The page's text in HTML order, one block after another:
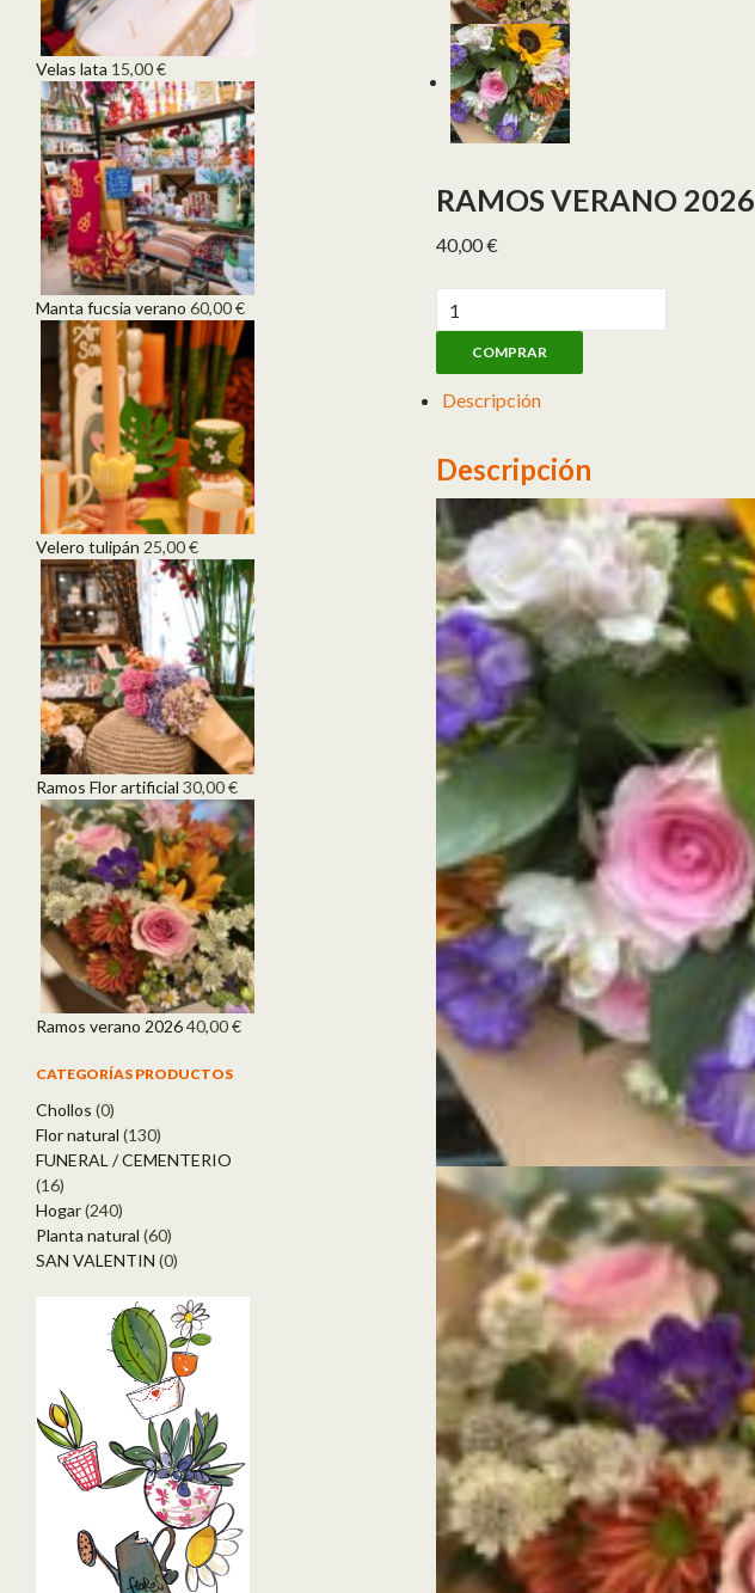
RAMOS VERANO 2026
40,00€
Ramos verano 2026 cantidad
COMPRAR
Descripción
Descripción
Velas lata 15,00€
Manta fucsia verano 60,00€
Velero tulipán 25,00€
Ramos Flor artificial 30,00€
Ramos verano 202640,00€
CATEGORÍAS PRODUCTOS
Chollos (0)
Flor natural (130)
FUNERAL / CEMENTERIO
(16)
Hogar(240)
Planta natural (60)
SAN VALENTIN (0)